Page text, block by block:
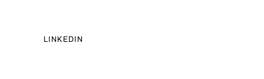
LINKEDIN